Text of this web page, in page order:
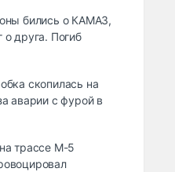
бились о КАМАЗ,
о друга. Погиб
скопилась на
аварии с фурой в
трассе М-5